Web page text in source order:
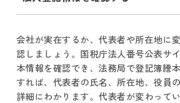
会社が実在するか、代表者や所在地に
認しましょう。国税庁法人番号公表サ
本情報を確認でき、法務局で登記簿謄
すれば、代表者の氏名、所在地、役員
詳細にわかります。代表者が変わって